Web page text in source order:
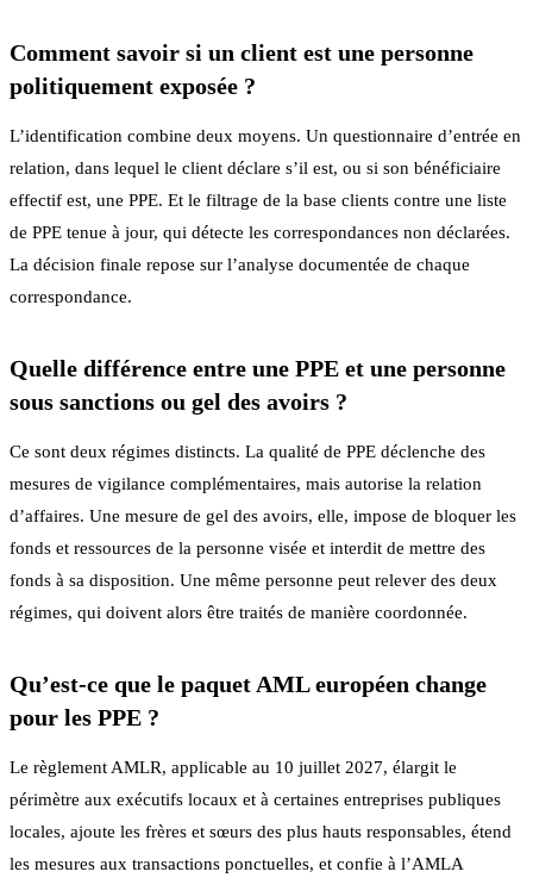
Comment savoir si un client est une personne
politiquement exposée ?
L’identification combine deux moyens. Un questionnaire d’entrée en
relation, dans lequel le client déclare s’il est, ou si son bénéficiaire
effectif est, une PPE. Et le filtrage de la base clients contre une liste
de PPE tenue à jour, qui détecte les correspondances non déclarées.
La décision finale repose sur l’analyse documentée de chaque
correspondance.
Quelle différence entre une PPE et une personne
sous sanctions ou gel des avoirs ?
Ce sont deux régimes distincts. La qualité de PPE déclenche des
mesures de vigilance complémentaires, mais autorise la relation
d’affaires. Une mesure de gel des avoirs, elle, impose de bloquer les
fonds et ressources de la personne visée et interdit de mettre des
fonds à sa disposition. Une même personne peut relever des deux
régimes, qui doivent alors être traités de manière coordonnée.
Qu’est-ce que le paquet AML européen change
pour les PPE ?
Le règlement AMLR, applicable au 10 juillet 2027, élargit le
périmètre aux exécutifs locaux et à certaines entreprises publiques
locales, ajoute les frères et sœurs des plus hauts responsables, étend
les mesures aux transactions ponctuelles, et confie à l’AMLA